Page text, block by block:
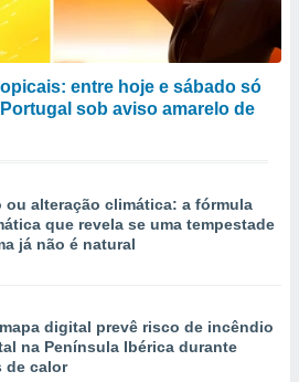
entre hoje e sábado só
sob aviso amarelo de
ou alteração climática: a fórmula
que revela se uma tempestade
já não é natural
digital prevê risco de incêndio
na Península Ibérica durante
de calor